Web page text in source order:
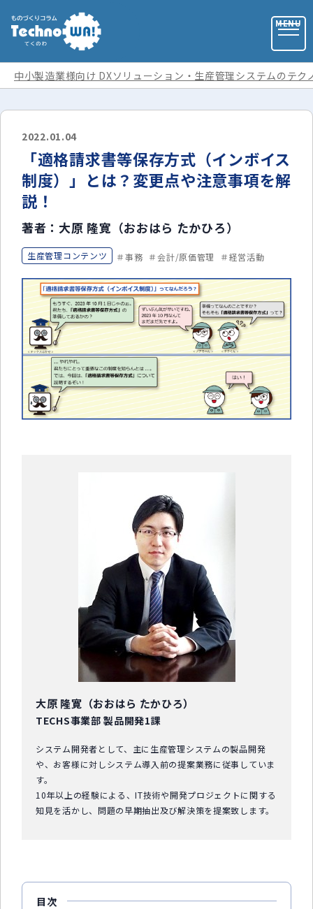
お役立ち資料
記事カテゴリ
全ての記事
中小企業診断士コラム
生産管理コンテンツ
イベント開催レポート
用語集
導入事例
中小製造業様向け DXソリューション・生産管理システムのテク
2022.01.04
「適格請求書等保存方式（インボイス
制度）」とは？変更点や注意事項を解
説！
著者：大原 隆寛（おおはら たかひろ）
生産管理コンテンツ 事務 会計/原価管理 経営活動
大原 隆寛（おおはら たかひろ）
TECHS事業部 製品開発1課
システム開発者として、主に生産管理システムの製品開発
や、お客様に対しシステム導入前の提案業務に従事していま
す。
10年以上の経験による、IT技術や開発プロジェクトに関する
知見を活かし、問題の早期抽出及び解決策を提案致します。
目次